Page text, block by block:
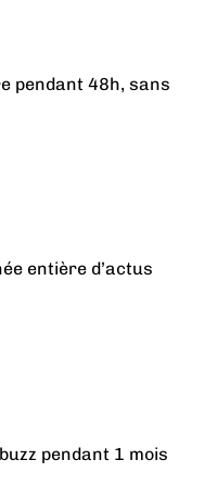
pendant 48h, sans
entière d’actus
pendant 1 mois